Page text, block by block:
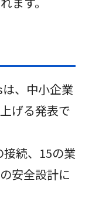
、中小企業
げる発表で
続、15の業
安全設計に